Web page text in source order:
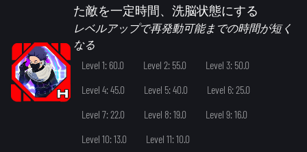
た敵を一定時間、洗脳状態にする
レベルアップで再発動可能までの時間が短く
なる
Level 1: 60.0
Level 2: 55.0
Level 3: 50.0
Level 4: 45.0
Level 5: 40.0
Level 6: 25.0
Level 7: 22.0
Level 8: 19.0
Level 9: 16.0
Level 10: 13.0
Level 11: 10.0